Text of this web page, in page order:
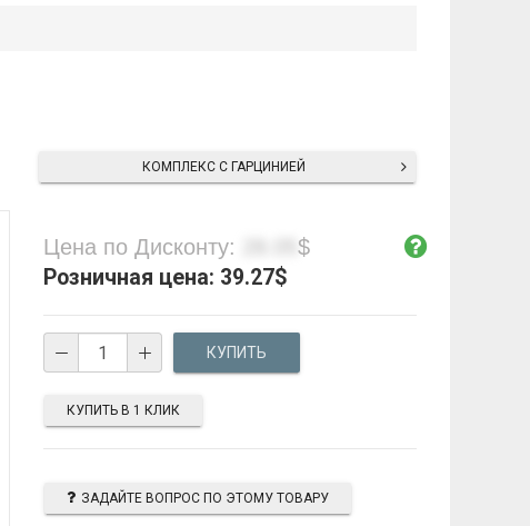
КОМПЛЕКС С ГАРЦИНИЕЙ
Цена по Дисконту: 28.05$
Розничная цена: 39.27$
КУПИТЬ В 1 КЛИК
ЗАДАЙТЕ ВОПРОС ПО ЭТОМУ ТОВАРУ